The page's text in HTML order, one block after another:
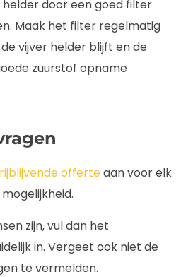
helder door een goed filter
Maak het filter regelmatig
vijver helder blijft en de
zuurstof opname
offerteaan voor elk
zijn, vul dan het
in. Vergeet ook niet de
te vermelden.